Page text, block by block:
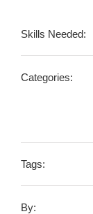
Skills Needed:
Categories:
Tags:
By: